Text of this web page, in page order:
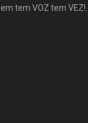
tem VOZ tem VEZ!.